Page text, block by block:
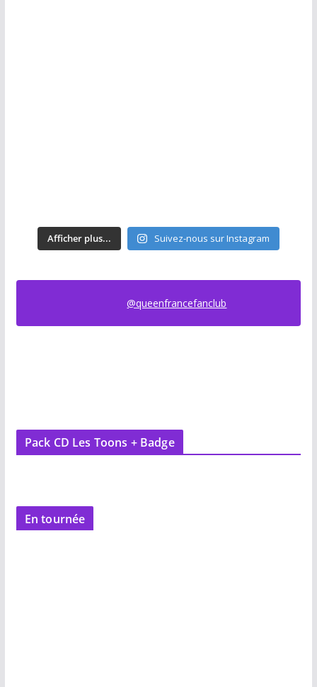
Afficher plus... Suivez-nous sur Instagram
@queenfrancefanclub
Pack CD Les Toons + Badge
En tournée